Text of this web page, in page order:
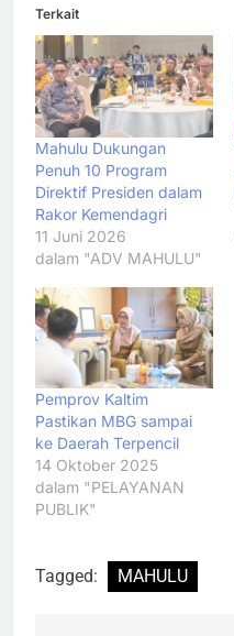
Terkait
Mahulu Dukungan
Penuh 10 Program
Direktif Presiden dalam
Rakor Kemendagri
11 Juni 2026
dalam "ADV MAHULU"
Pemprov Kaltim
Pastikan MBG sampai
ke Daerah Terpencil
14 Oktober 2025
dalam "PELAYANAN
PUBLIK"
Tagged: MAHULU